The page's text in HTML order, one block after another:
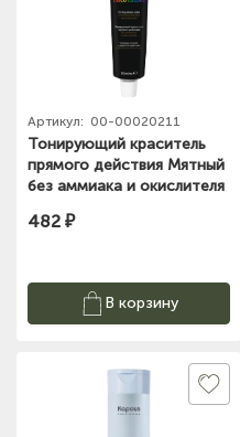
Артикул: 00-00020211
Тонирующий краситель
прямого действия Мятный
без аммиака и окислителя
(101
482 ₽
В корзину